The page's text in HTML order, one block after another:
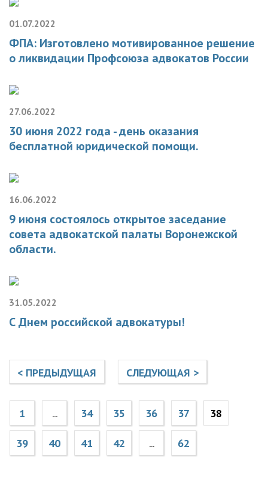
01.07.2022
ФПА: Изготовлено мотивированное решение
о ликвидации Профсоюза адвокатов России
27.06.2022
30 июня 2022 года - день оказания
бесплатной юридической помощи.
16.06.2022
9 июня состоялось открытое заседание
совета адвокатской палаты Воронежской
области.
31.05.2022
С Днем российской адвокатуры!
< ПРЕДЫДУЩАЯ СЛЕДУЮЩАЯ >
1 ... 34 35 36 37 38
39 40 41 42 ... 62